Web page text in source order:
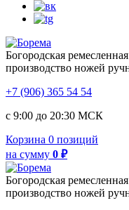
Богородская
производство ножей
+7 (906) 365 54 54
с 9:00 до 20:30 МСК
Корзина 0 позиций
на сумму 0 ₽
Богородская
производство ножей